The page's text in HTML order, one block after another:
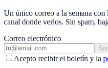
Un único correo a la semana
canal donde verlos. Sin spam,
Correo electrónico
Acepto recibir el boletín y la